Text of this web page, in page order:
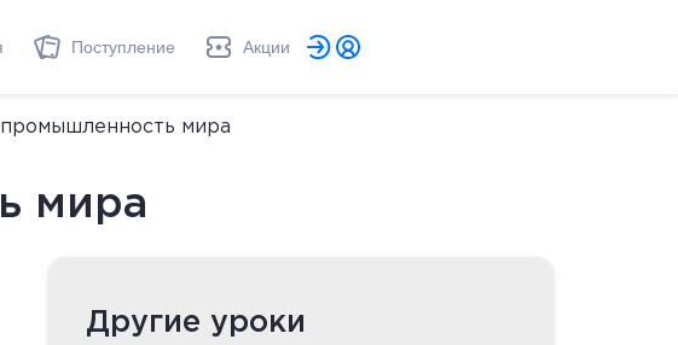
Поступление Акции
мира
мира
Другие уроки